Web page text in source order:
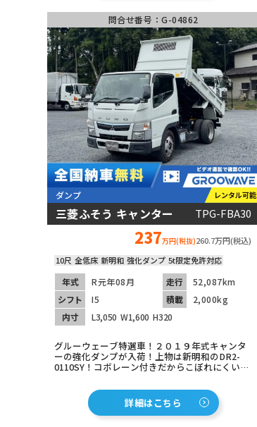
問合せ番号：G-04862
ダンプ レンタル可能
三菱ふそう キャンター TPG-FBA30
237万円(税抜)260.7万円(税込)
10尺 全低床 新明和 強化ダンプ 5t限定免許対応
年式 R元年08月 走行
52,087km
シフト
I5 積載
2,000kg
内寸
L3,050 W1,600 H320
グルーウェーブ特選車！２０１９年式キャンタ
ーの強化ダンプが入荷！上物は新明和のDR2-
0110SY！コボレーン付きだからこぼれにくい！
し！マニュアル５速で柔軟なアクセルワークが
可能！安全装備充実！ETC車載器も装着済み！
走行距離も短く、フレーム・ミッション共に良
好！程度良く経済的なコスパ最強の１台！
詳細はこちら
動画あり